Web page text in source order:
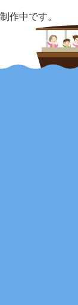
制作中です。